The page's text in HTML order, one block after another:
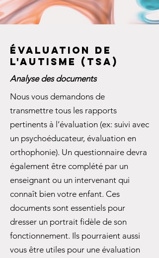
Évaluation de
l'autisme (TSA)
Analyse des documents
Nous vous demandons de
transmettre tous les rapports
pertinents à l’évaluation (ex: suivi avec
un psychoéducateur, évaluation en
orthophonie). Un questionnaire devra
également être complété par un
enseignant ou un intervenant qui
connaît bien votre enfant. Ces
documents sont essentiels pour
dresser un portrait fidèle de son
fonctionnement. Ils pourraient aussi
vous être utiles pour une évaluation